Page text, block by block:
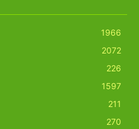
1966
2072
226
1597
211
270